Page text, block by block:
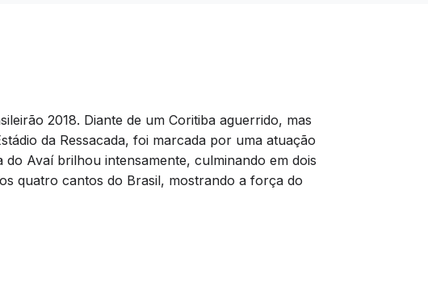
2018. Diante de um Coritiba aguerrido, mas
da Ressacada, foi marcada por uma atuação
Avaí brilhou intensamente, culminando em dois
quatro cantos do Brasil, mostrando a força do